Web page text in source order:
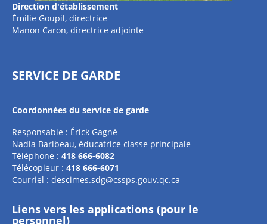
Direction d'établissement
Émilie Goupil, directrice
Manon Caron, directrice adjointe
SERVICE DE GARDE
Coordonnées du service de garde
Responsable : Érick Gagné
Nadia Baribeau, éducatrice classe principale
Téléphone : 418 666-6082
Télécopieur : 418 666-6071
Courriel : descimes.sdg@cssps.gouv.qc.ca
Liens vers les applications (pour le
personnel)